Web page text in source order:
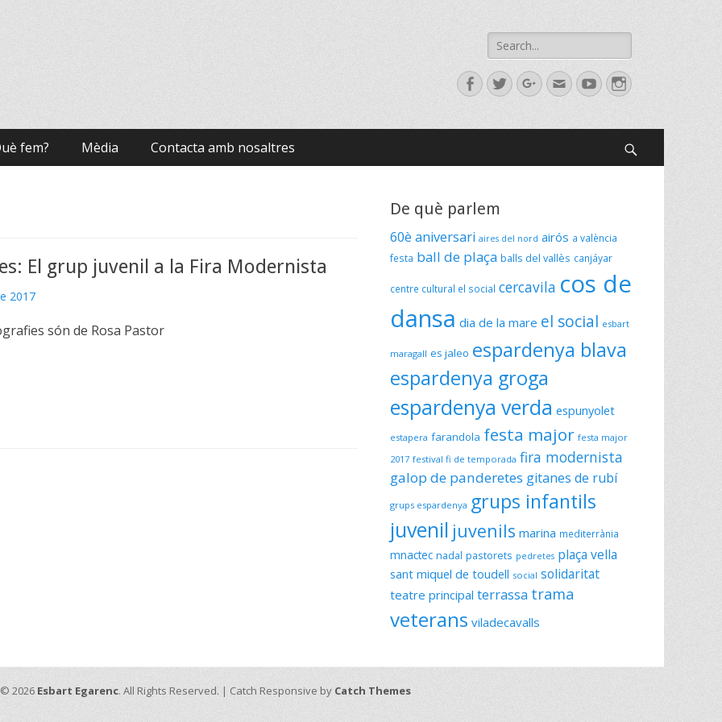
Search
for:
Facebook
TwitterGoogleplus
EmailYouTubeInstagram
fem? Mèdia Contacta amb nosaltres
El grup juvenil a la Fira Modernista
2017
són de Rosa Pastor
De què parlem
60è aniversari aires del nord airós a valència
festa ball de plaça balls del vallès canjáyar
centre cultural el social cercavila cos de
dansa dia de la mare el social esbart
maragall es jaleo espardenya blava
espardenya groga
espardenya verda espunyolet
estapera farandola festa major festa major
2017 festival fi de temporada fira modernista
galop de panderetes gitanes de rubí
grups espardenya grups infantils
juvenil juvenils marina mediterrània
mnactec nadal pastorets pedretes plaça vella
sant miquel de toudell social solidaritat
teatre principal terrassa trama
veterans viladecavalls
2026 Esbart Egarenc. All Rights Reserved. | Catch Responsive by Catch Themes